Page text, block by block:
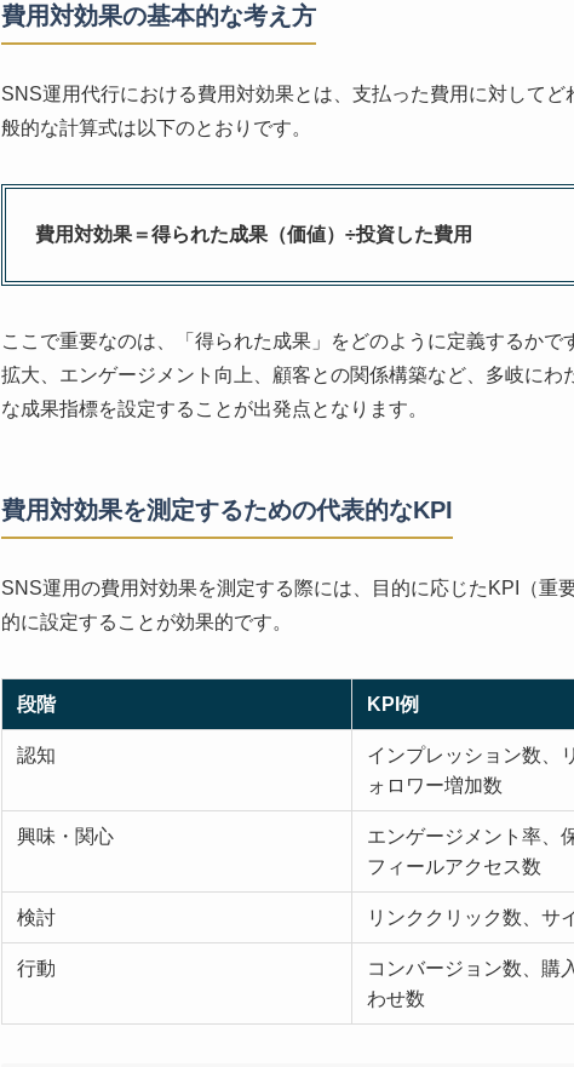
費用対効果の基本的な考え方
SNS運用代行における費用対効果とは、支払った費用に対して
般的な計算式は以下のとおりです。
費用対効果＝得られた成果（価値）÷投資した費用
ここで重要なのは、「得られた成果」をどのように定義するか
拡大、エンゲージメント向上、顧客との関係構築など、多岐に
な成果指標を設定することが出発点となります。
費用対効果を測定するための代表的なKPI
SNS運用の費用対効果を測定する際には、目的に応じたKPI（重
的に設定することが効果的です。
段階 KPI例
認知
インプレッション数、
ォロワー増加数
興味・関心
エンゲージメント率、
フィールアクセス数
検討 リンククリック数、サ
行動
コンバージョン数、購
わせ数